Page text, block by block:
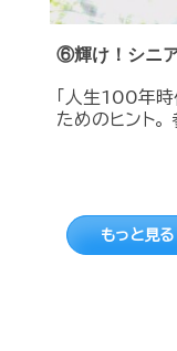
⑥輝け！シニ
「人生100年時
ためのヒント
もっと見る